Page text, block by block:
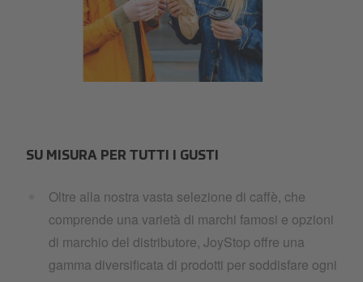
SU MISURA PER TUTTI I GUSTI
Oltre alla nostra vasta selezione di caffè, che
comprende una varietà di marchi famosi e opzioni
di marchio del distributore, JoyStop offre una
gamma diversificata di prodotti per soddisfare ogni